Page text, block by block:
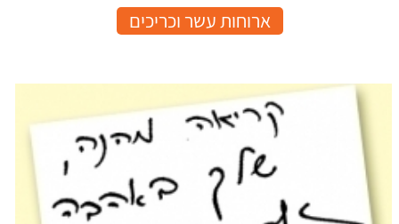
ארוחות עשר וכריכים